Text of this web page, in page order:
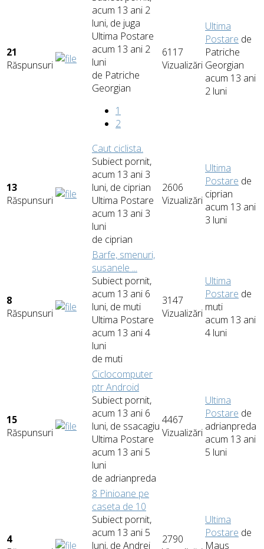
21
Răspunsuri
acum 13 ani 2
luni, de juga
Ultima Postare
acum 13 ani 2
luni
de Patriche
Georgian
1
2
6117
Vizualizări
Ultima
Postare de
Patriche
Georgian
acum 13 ani
2 luni
13
Răspunsuri
Caut ciclista.
Subiect pornit,
acum 13 ani 3
luni, de ciprian
Ultima Postare
acum 13 ani 3
luni
de ciprian
2606
Vizualizări
Ultima
Postare de
ciprian
acum 13 ani
3 luni
8
Răspunsuri
Barfe, smenuri,
susanele ...
Subiect pornit,
acum 13 ani 6
luni, de muti
Ultima Postare
acum 13 ani 4
luni
de muti
3147
Vizualizări
Ultima
Postare de
muti
acum 13 ani
4 luni
15
Răspunsuri
Ciclocomputer
ptr Android
Subiect pornit,
acum 13 ani 6
luni, de ssacagiu
Ultima Postare
acum 13 ani 5
luni
de adrianpreda
4467
Vizualizări
Ultima
Postare de
adrianpreda
acum 13 ani
5 luni
4
8 Pinioane pe
caseta de 10
Subiect pornit,
acum 13 ani 5
luni, de Andrei
2790
Ultima
Postare de
Maus